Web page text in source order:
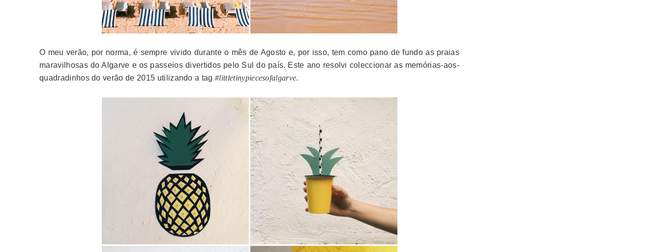
O meu verão, por norma, é sempre vivido durante o mês de Agosto e, por isso, tem como pano de fundo as praias
maravilhosas do Algarve e os passeios divertidos pelo Sul do país. Este ano resolvi coleccionar as memórias-aos-
quadradinhos do verão de 2015 utilizando a tag#littletinypiecesofalgarve.